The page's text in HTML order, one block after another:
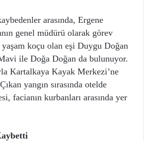
arasında, Ergene
genel müdürü olarak görev
koçu olan eşi Duygu Doğan
ile Doğa Doğan da bulunuyor.
Kartalkaya Kayak Merkezi’ne
yangın sırasında otelde
facianın kurbanları arasında yer